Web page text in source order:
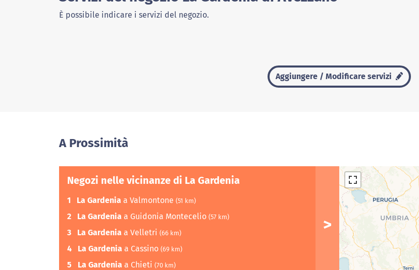
È possibile indicare i servizi del negozio.
Aggiungere / Modificare servizi
A Prossimità
Negozi nelle vicinanze di La Gardenia
1 La Gardenia a Valmontone (51 km)
2 La Gardenia a Guidonia Montecelio (57 km)
3 La Gardenia a Velletri (66 km)
4 La Gardenia a Cassino (69 km)
5 La Gardenia a Chieti (70 km)